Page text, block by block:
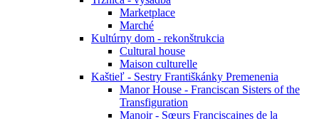
Marketplace
Marché
Kultúrny dom - rekonštrukcia
Cultural house
Maison culturelle
Kaštieľ - Sestry Františkánky Premenenia
Manor House - Franciscan Sisters of the
Transfiguration
Manoir - Sœurs Franciscaines de la